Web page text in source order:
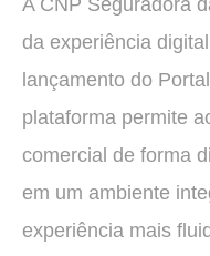
da experiência
lançamento do
plataforma permite
comercial de forma
em um ambiente
experiência mais